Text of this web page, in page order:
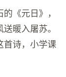
《元日》，
暖入屠苏。
首诗，小学课